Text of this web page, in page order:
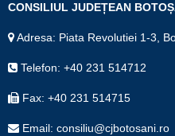
CONSILIUL JUDEȚEAN
Adresa: Piata Revolutiei 1-3,
Telefon: +40 231 514712
Fax: +40 231 514715
Email: consiliu@cjbotosani.ro